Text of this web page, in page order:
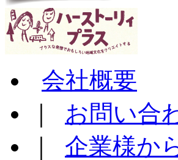
会社概要
お問い合
企業様か